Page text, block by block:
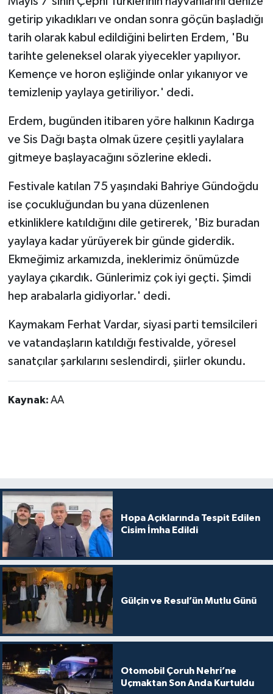
getirip yıkadıkları ve ondan sonra göçün başladığı
tarih olarak kabul edildiğini belirten Erdem, 'Bu
tarihte geleneksel olarak yiyecekler yapılıyor.
Kemençe ve horon eşliğinde onlar yıkanıyor ve
temizlenip yaylaya getiriliyor.' dedi.
Erdem, bugünden itibaren yöre halkının Kadırga
ve Sis Dağı başta olmak üzere çeşitli yaylalara
gitmeye başlayacağını sözlerine ekledi.
Festivale katılan 75 yaşındaki Bahriye Gündoğdu
ise çocukluğundan bu yana düzenlenen
etkinliklere katıldığını dile getirerek, 'Biz buradan
yaylaya kadar yürüyerek bir günde giderdik.
Ekmeğimiz arkamızda, ineklerimiz önümüzde
yaylaya çıkardık. Günlerimiz çok iyi geçti. Şimdi
hep arabalarla gidiyorlar.' dedi.
Kaymakam Ferhat Vardar, siyasi parti temsilcileri
ve vatandaşların katıldığı festivalde, yöresel
sanatçılar şarkılarını seslendirdi, şiirler okundu.
Kaynak: AA
Hopa Açıklarında Tespit Edilen
Cisim İmha Edildi
Gülçin ve Resul’ün Mutlu Günü
Otomobil Çoruh Nehri’ne
Uçmaktan Son Anda Kurtuldu